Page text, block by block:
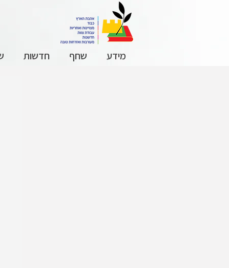
מידע שחף חדשות